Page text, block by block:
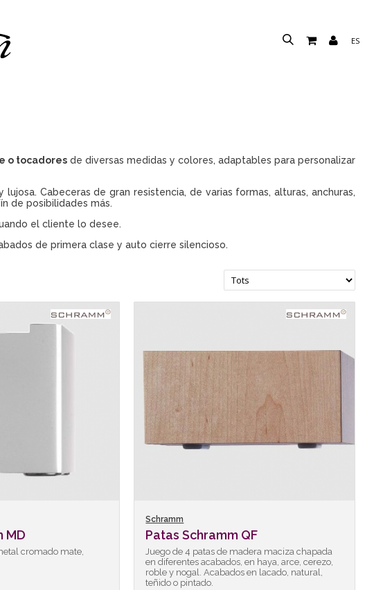
ES
o tocadores de diversas medidas y colores, adaptables para personalizar
Cabeceras de gran resistencia, de varias formas, alturas, anchuras,
de posibilidades más.
el cliente lo desee.
de primera clase y auto cierre silencioso.
MD
cromado mate,
Schramm
Patas Schramm QF
Juego de 4 patas de madera maciza chapada
en diferentes acabados, en haya, arce, cerezo,
roble y nogal. Acabados en lacado, natural,
teñido o pintado.